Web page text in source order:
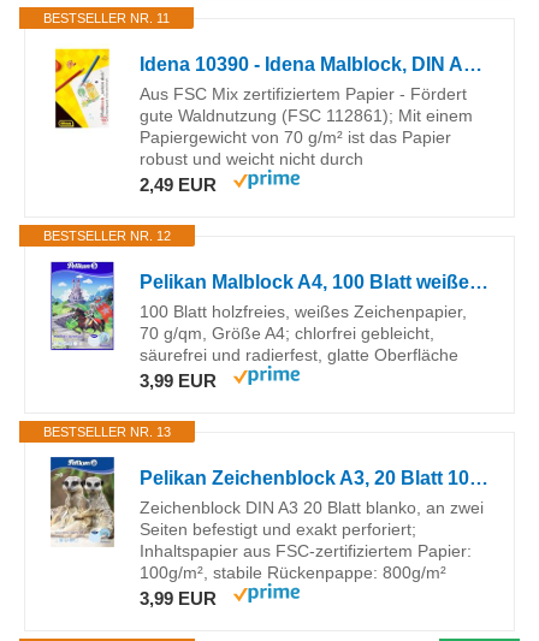
BESTSELLER NR. 11
Idena 10390 - Idena Malblock, DIN A4, 100 Blatt, 70g/m², Schön Dick
Aus FSC Mix zertifiziertem Papier - Fördert
gute Waldnutzung (FSC 112861); Mit einem
Papiergewicht von 70 g/m² ist das Papier
robust und weicht nicht durch
2,49 EUR
BESTSELLER NR. 12
Pelikan Malblock A4, 100 Blatt weißes Papier, 1 Stück (Motive sortiert - keine Auswahl möglich)
100 Blatt holzfreies, weißes Zeichenpapier,
70 g/qm, Größe A4; chlorfrei gebleicht,
säurefrei und radierfest, glatte Oberfläche
3,99 EUR
BESTSELLER NR. 13
Pelikan Zeichenblock A3, 20 Blatt 100g weißes Papier, 1 Stück (Motive sortiert - keine Auswahl möglich)
Zeichenblock DIN A3 20 Blatt blanko, an zwei
Seiten befestigt und exakt perforiert;
Inhaltspapier aus FSC‐zertifiziertem Papier:
100g/m², stabile Rückenpappe: 800g/m²
3,99 EUR